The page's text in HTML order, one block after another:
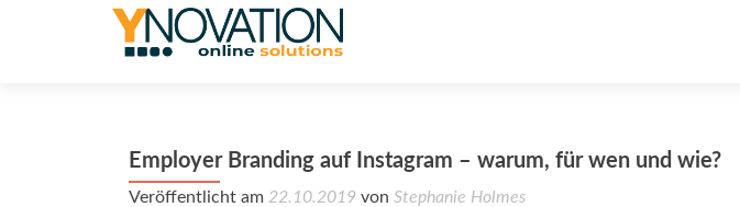
Employer Branding auf Instagram – warum, für wen und wie?
Veröffentlicht am 22.10.2019 von Stephanie Holmes